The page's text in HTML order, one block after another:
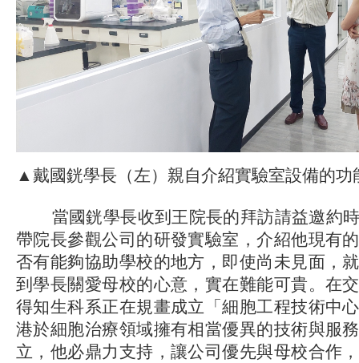
▲戴國銧學長（左）親自介紹實驗室設備的功
當國銧學長收到王院長的拜訪請益邀約時
帶院長參觀公司的研發實驗室，介紹他現有
否有能夠協助學校的地方，即使尚未見面，
到學長關愛母校的心意，實在難能可貴。在
得知生科系正在規畫成立「細胞工程技術中
港於細胞治療領域擁有相當優異的技術與服
立，他必鼎力支持，讓公司優先與母校合作